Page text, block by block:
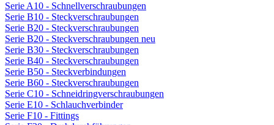
Serie A10 - Schnellverschraubungen
Serie B10 - Steckverschraubungen
Serie B20 - Steckverschraubungen
Serie B20 - Steckverschraubungen neu
Serie B30 - Steckverschraubungen
Serie B40 - Steckverschraubungen
Serie B50 - Steckverbindungen
Serie B60 - Steckverschraubungen
Serie C10 - Schneidringverschraubungen
Serie E10 - Schlauchverbinder
Serie F10 - Fittings